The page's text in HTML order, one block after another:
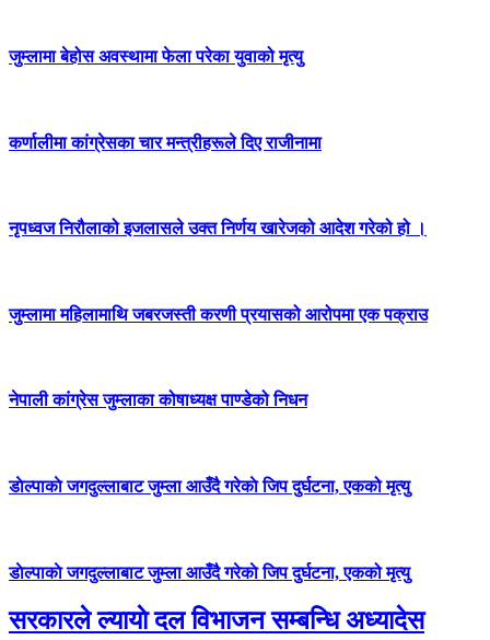
जुम्लामा बेहोस अवस्थामा फेला परेका युवाको मृत्यु
कर्णालीमा कांग्रेसका चार मन्त्रीहरूले दिए राजीनामा
नृपध्वज निरौलाको इजलासले उक्त निर्णय खारेजको आदेश गरेको हो ।
जुम्लामा महिलामाथि जबरजस्ती करणी प्रयासको आरोपमा एक पक्राउ
नेपाली कांग्रेस जुम्लाका कोषाध्यक्ष पाण्डेको निधन
डाेल्पाकाे जगदुल्लाबाट जुम्ला आउँदै गरेकाे जिप दुर्घटना, एकको मृत्यु
डाेल्पाकाे जगदुल्लाबाट जुम्ला आउँदै गरेकाे जिप दुर्घटना, एकको मृत्यु
सरकारले ल्यायाे दल विभाजन सम्बन्धि अध्यादेस